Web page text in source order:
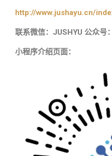
http://www.jushayu.cn/
联系微信：JUSHYU 公众号
小程序介绍页面：